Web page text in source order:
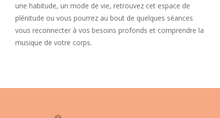
une habitude, un mode de vie, retrouvez cet espace de
plénitude ou vous pourrez au bout de quelques séances
vous reconnecter à vos besoins profonds et comprendre la
musique de votre corps.